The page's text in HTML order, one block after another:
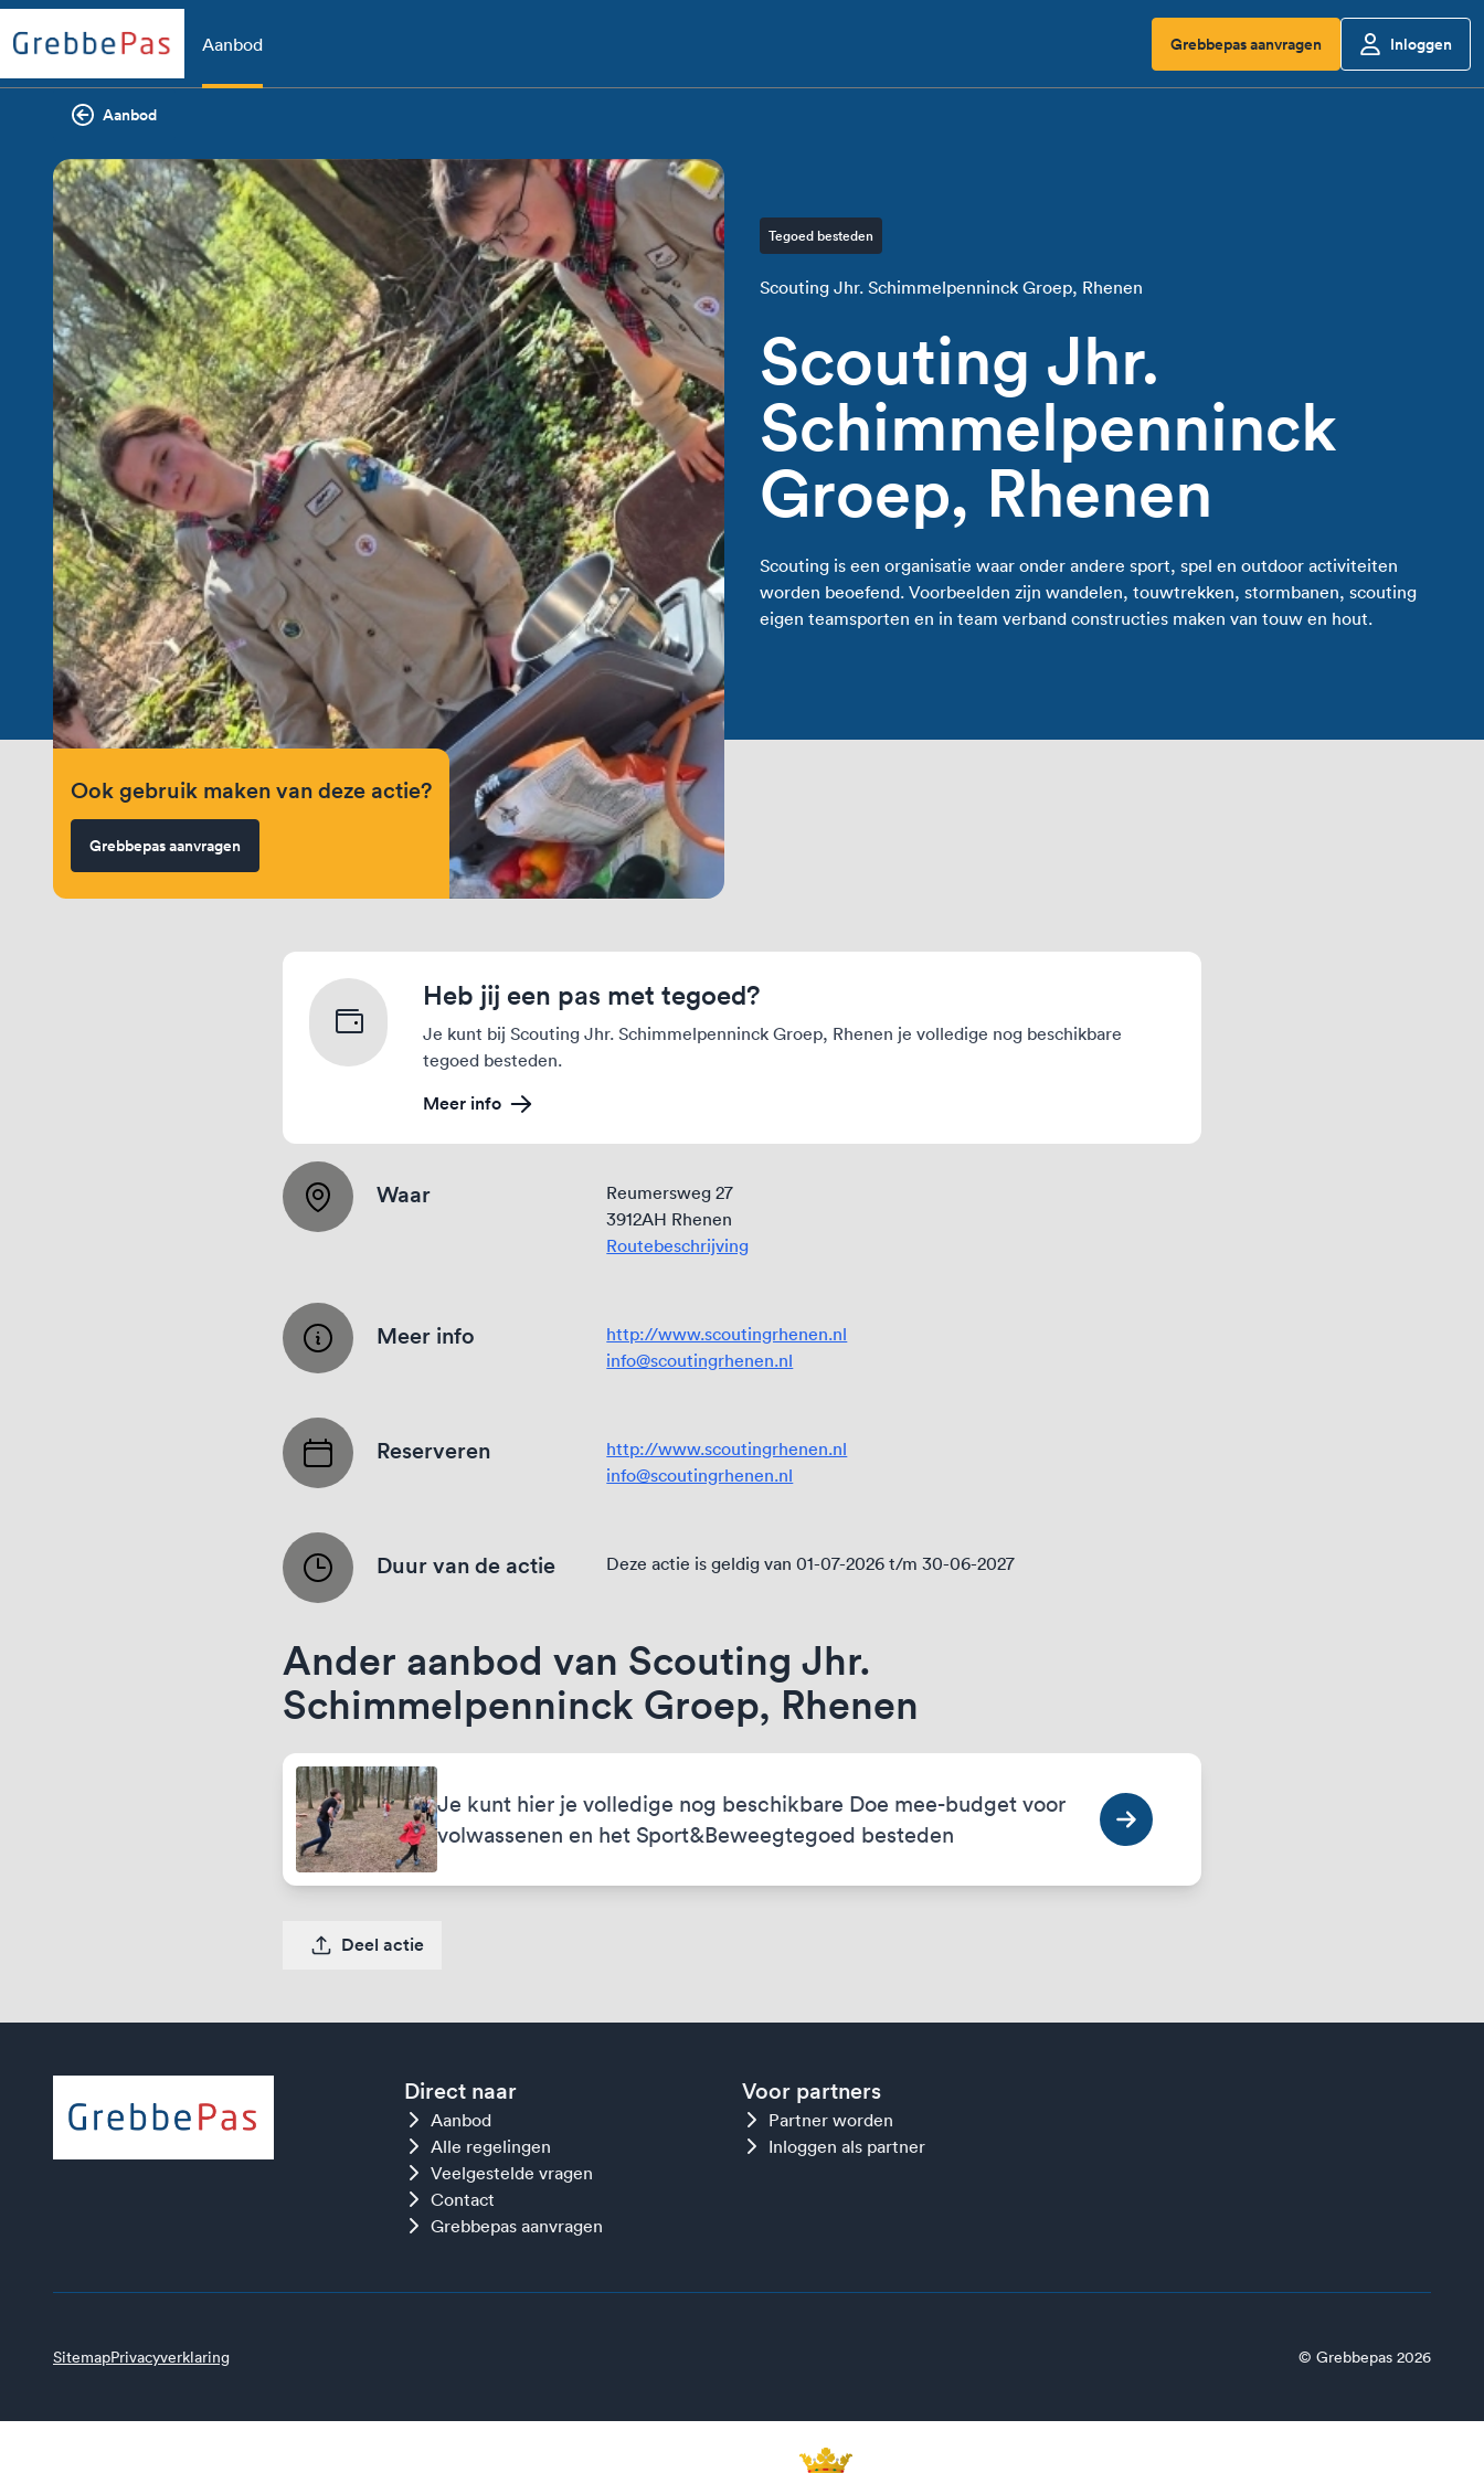
Aanbod Grebbepas aanvragen Inloggen
Aanbod
Tegoed besteden
Scouting Jhr. Schimmelpenninck Groep, Rhenen
Scouting Jhr.
Schimmelpenninck
Groep, Rhenen
Scouting is een organisatie waar onder andere sport, spel en outdoor activiteiten
worden beoefend. Voorbeelden zijn wandelen, touwtrekken, stormbanen, scouting
eigen teamsporten en in team verband constructies maken van touw en hout.
Ook gebruik maken van deze actie?
Grebbepas aanvragen
Heb jij een pas met tegoed?
Je kunt bij Scouting Jhr. Schimmelpenninck Groep, Rhenen je volledige nog beschikbare
tegoed besteden.
Meer info
Waar
Reumersweg 27
3912AH Rhenen
Routebeschrijving
Meer info
http://www.scoutingrhenen.nl
info@scoutingrhenen.nl
Reserveren
http://www.scoutingrhenen.nl
info@scoutingrhenen.nl
Duur van de actie Deze actie is geldig van 01-07-2026 t/m 30-06-2027
Ander aanbod van Scouting Jhr.
Schimmelpenninck Groep, Rhenen
Je kunt hier je volledige nog beschikbare Doe mee-budget voor
volwassenen en het Sport&Beweegtegoed besteden
Deel actie
Direct naar
Aanbod
Alle regelingen
Veelgestelde vragen
Contact
Grebbepas aanvragen
Voor partners
Partner worden
Inloggen als partner
SitemapPrivacyverklaring © Grebbepas 2026